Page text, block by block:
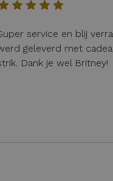
service en blij
geleverd met
Dank je wel Britney!